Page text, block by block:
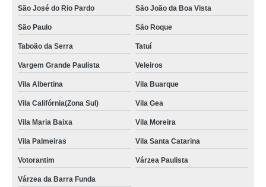
São José do Rio Pardo São João da Boa Vista
São Paulo São Roque
Taboão da Serra Tatuí
Vargem Grande Paulista Veleiros
Vila Albertina Vila Buarque
Vila Califórnia(Zona Sul) Vila Gea
Vila Maria Baixa Vila Moreira
Vila Palmeiras Vila Santa Catarina
Votorantim Várzea Paulista
Várzea da Barra Funda